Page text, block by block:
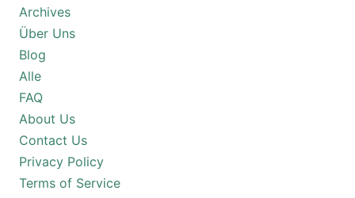
Archives
Über Uns
Blog
Alle
FAQ
About Us
Contact Us
Privacy Policy
Terms of Service